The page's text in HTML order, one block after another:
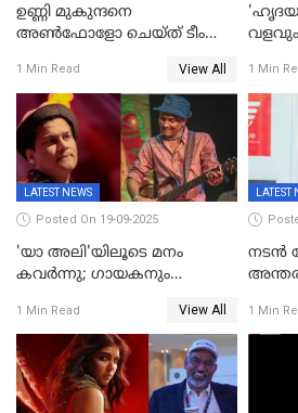
ഉണ്ണി മുകുന്ദനെ
അൺഫോളോ ചെയ്ത് ടീം
മാർക്കോയിൽ യാഷ്,
പൃഥ്വിരാജ്,
മമ്മുട്ടി,മോഹൻലാൽ..ചർച്ചകളുമായി
സൈബർലോകവും
1 Min Read View All
വളവും'
1 Min
LATEST NEWS
Posted On 19-09-2025
'യാ അലി'യിലൂടെ മനം
കവർന്നു; ഗായകനും
അന്തരിച്ചു
1 Min Read View All
LATEST
നടൻ
1 Min